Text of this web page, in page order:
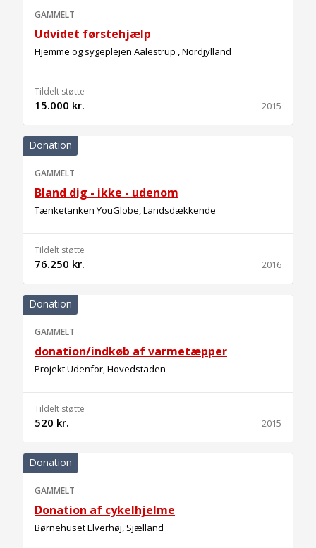
GAMMELT
Udvidet førstehjælp
Hjemme og sygeplejen Aalestrup , Nordjylland
Tildelt støtte
15.000 kr. 2015
Donation
GAMMELT
Bland dig - ikke - udenom
Tænketanken YouGlobe, Landsdækkende
Tildelt støtte
76.250 kr. 2016
Donation
GAMMELT
donation/indkøb af varmetæpper
Projekt Udenfor, Hovedstaden
Tildelt støtte
520 kr. 2015
Donation
GAMMELT
Donation af cykelhjelme
Børnehuset Elverhøj, Sjælland